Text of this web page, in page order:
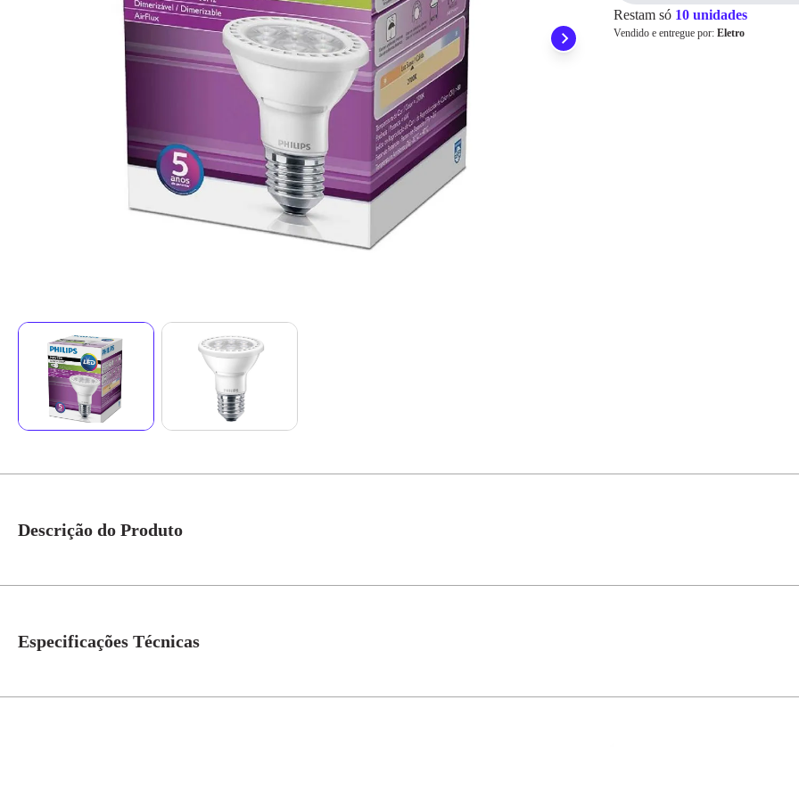
Pix
Cartão de
Crédito
Restam só 10 unidades
Vendido e entregue por: Eletro
Descrição do Produto
Especificações Técnicas